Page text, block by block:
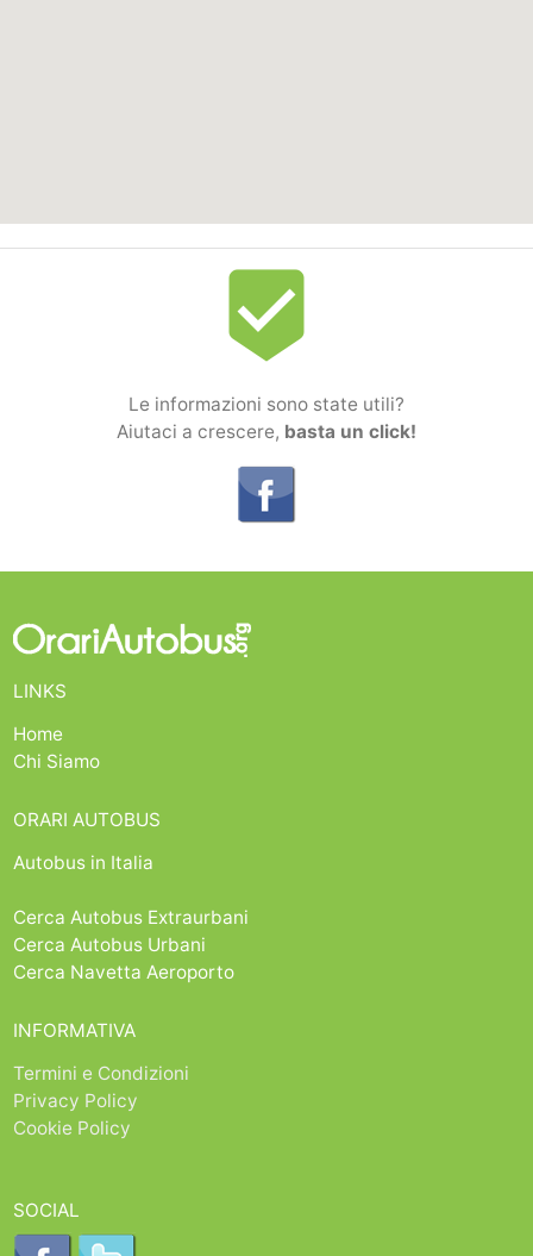
beenhere
Le informazioni sono state utili?
Aiutaci a crescere, basta un click!
LINKS
Home
Chi Siamo
ORARI AUTOBUS
Autobus in Italia
Cerca Autobus Extraurbani
Cerca Autobus Urbani
Cerca Navetta Aeroporto
INFORMATIVA
Termini e Condizioni
Privacy Policy
Cookie Policy
SOCIAL